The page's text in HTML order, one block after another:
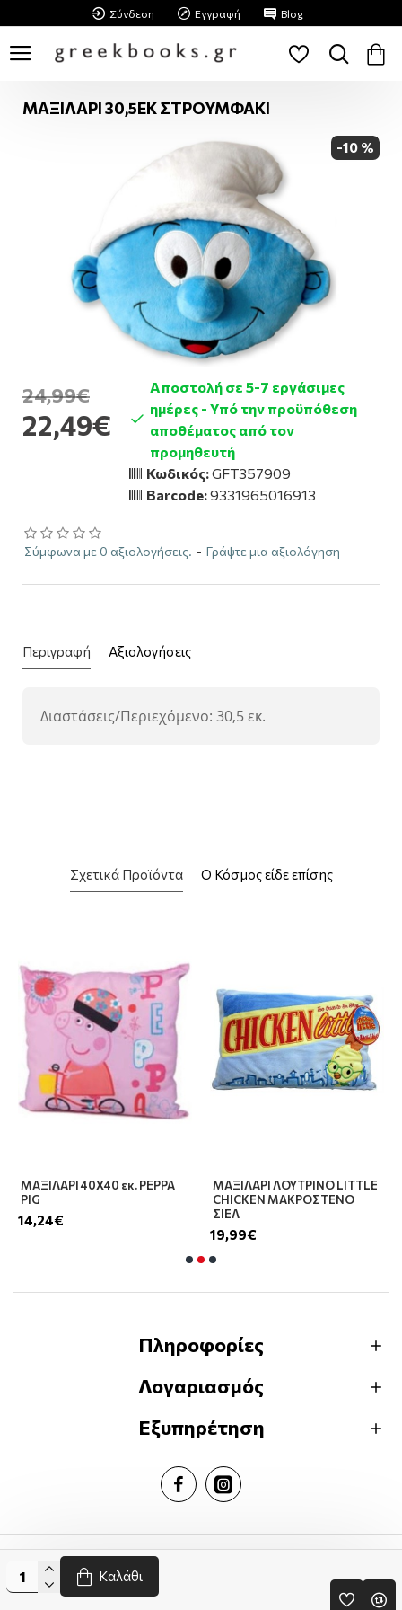
Σύνδεση Εγγραφή Blog
ΜΑΞΙΛΑΡΙ 30,5ΕΚ ΣΤΡΟΥΜΦΑΚΙ
-10 %
Σύμφωνα με 0 αξιολογήσεις. - Γράψτε μια αξιολόγηση
22,49€
24,99€
Αποστολή σε 5-7 εργάσιμες
ημέρες - Υπό την προϋπόθεση
αποθέματος από τον
προμηθευτή
Κωδικός:GFT357909
Barcode:9331965016913
Καλάθι
Περιγραφή Αξιολογήσεις
Διαστάσεις/Περιεχόμενο: 30,5 εκ.
Σχετικά Προϊόντα Ο Κόσμος είδε επίσης
ΜΑΞΙΛΑΡΙ 40Χ40 εκ. PEPPA
PIG
14,24€
ΜΑΞΙΛΑΡΙ ΛΟΥΤΡΙΝΟ LITTLE
CHICKEN ΜΑΚΡΟΣΤΕΝΟ
ΣΙΕΛ
19,99€
Πληροφορίες
Λογαριασμός
Εξυπηρέτηση
Greekbooks.gr © 2024
Handcrafted by